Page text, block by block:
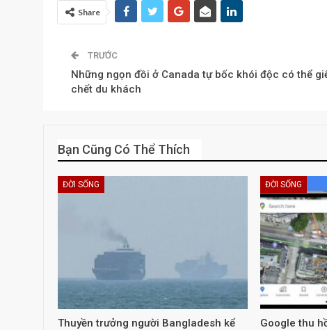
Share
TRƯỚC
Những ngọn đồi ở Canada tự bốc khói độc có thể
chết du khách
Bạn Cũng Có Thể Thích
ĐỜI SỐNG
Thuyền trưởng người Bangladesh kể
ĐỜI SỐNG
Google thu